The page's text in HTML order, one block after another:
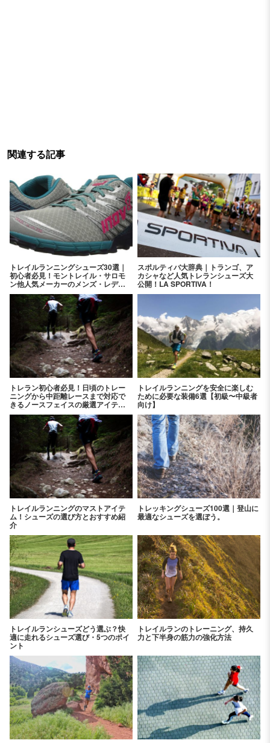
関連する記事
トレイルランニングシューズ30選｜
初心者必見！モントレイル・サロモ
ン他人気メーカーのメンズ・レディ
ースおすすめを紹介
スポルティバ大辞典｜トランゴ、ア
カシャなど人気トレランシューズ大
公開！LA SPORTIVA！
トレラン初心者必見！日頃のトレー
ニングから中距離レースまで対応で
きるノースフェイスの厳選アイテム
12選
トレイルランニングを安全に楽しむ
ために必要な装備6選【初級〜中級者
向け】
トレイルランニングのマストアイテ
ム！シューズの選び方とおすすめ紹
介
トレッキングシューズ100選｜登山に
最適なシューズを選ぼう。
トレイルランシューズどう選ぶ？快
適に走れるシューズ選び・5つのポイ
ント
トレイルランのトレーニング、持久
力と下半身の筋力の強化方法